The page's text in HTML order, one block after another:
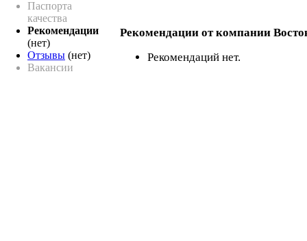
Паспорта
качества
Рекомендации
(нет)
Отзывы (нет)
Вакансии
Рекомендации от компании
Рекомендаций нет.